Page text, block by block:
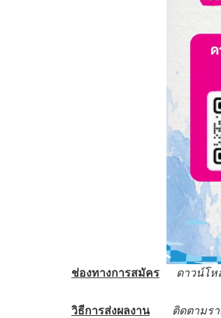
ช่องทางการสมัคร ดาวน์โ
วิธีการส่งผลงาน ติดตามร